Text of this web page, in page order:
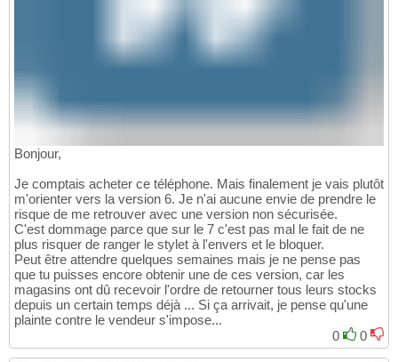
Bonjour,
Je comptais acheter ce téléphone. Mais finalement je vais plutôt
m'orienter vers la version 6. Je n'ai aucune envie de prendre le
risque de me retrouver avec une version non sécurisée.
C'est dommage parce que sur le 7 c'est pas mal le fait de ne
plus risquer de ranger le stylet à l'envers et le bloquer.
Peut être attendre quelques semaines mais je ne pense pas
que tu puisses encore obtenir une de ces version, car les
magasins ont dû recevoir l'ordre de retourner tous leurs stocks
depuis un certain temps déjà ... Si ça arrivait, je pense qu'une
plainte contre le vendeur s'impose...
0
0